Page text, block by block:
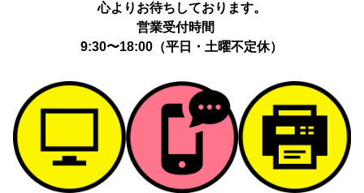
心よりお待ちしております。
営業受付時間
9:30〜18:00（平日・土曜不定休）